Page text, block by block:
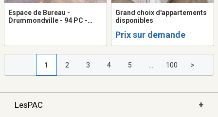
Espace de Bureau -
Drummondville - 94 PC -
Grand choix d'appartements
disponibles
Prix sur demande
1 2 3 4 5 100 >
LesPAC +